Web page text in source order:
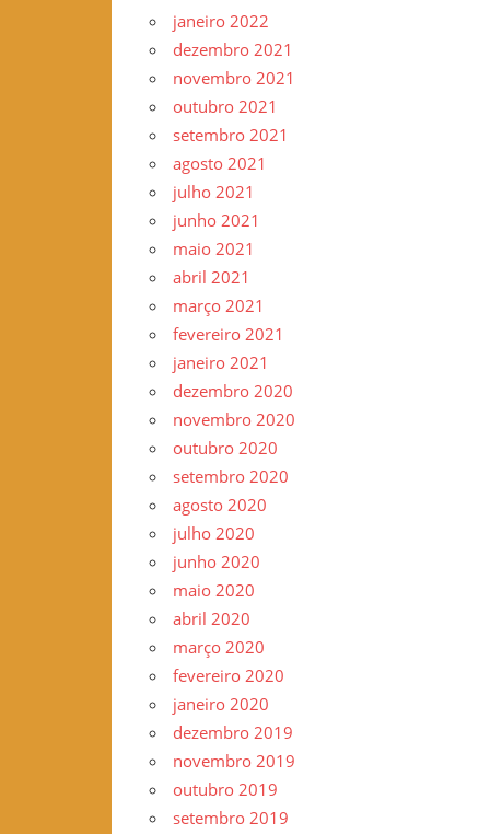
janeiro 2022
dezembro 2021
novembro 2021
outubro 2021
setembro 2021
agosto 2021
julho 2021
junho 2021
maio 2021
abril 2021
março 2021
fevereiro 2021
janeiro 2021
dezembro 2020
novembro 2020
outubro 2020
setembro 2020
agosto 2020
julho 2020
junho 2020
maio 2020
abril 2020
março 2020
fevereiro 2020
janeiro 2020
dezembro 2019
novembro 2019
outubro 2019
setembro 2019